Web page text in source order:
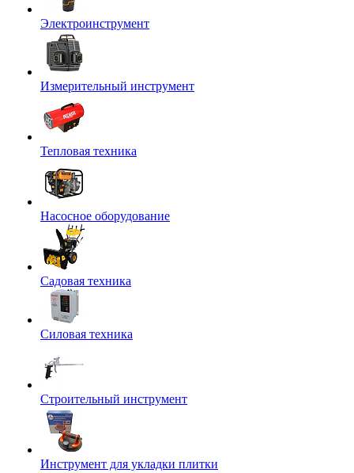
Электроинструмент
Измерительный инструмент
Тепловая техника
Насосное оборудование
Садовая техника
Силовая техника
Строительный инструмент
Инструмент для укладки плитки